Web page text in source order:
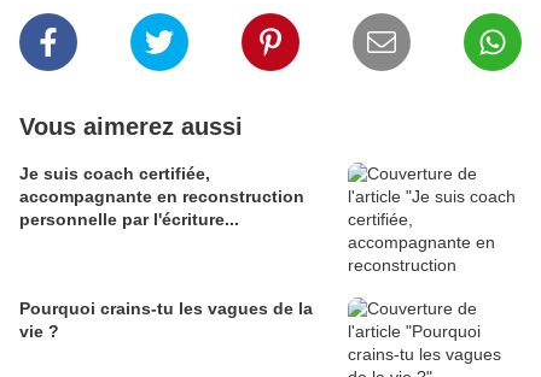
Vous aimerez aussi
Je suis coach certifiée,
accompagnante en reconstruction
personnelle par l'écriture...
Pourquoi crains-tu les vagues de la
vie ?